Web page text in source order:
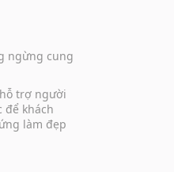
ngừng cung
trợ người
để khách
làm đẹp